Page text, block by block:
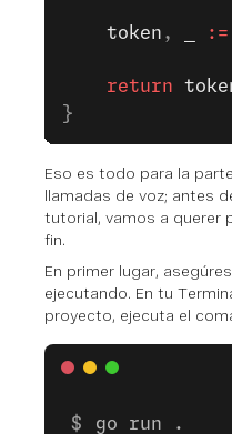
	token
, :=
	return
}
Eso es todo para la
llamadas de voz; antes
tutorial, vamos a querer
fin.
En primer lugar,
ejecutando. En tu
proyecto, ejecuta el
go run .